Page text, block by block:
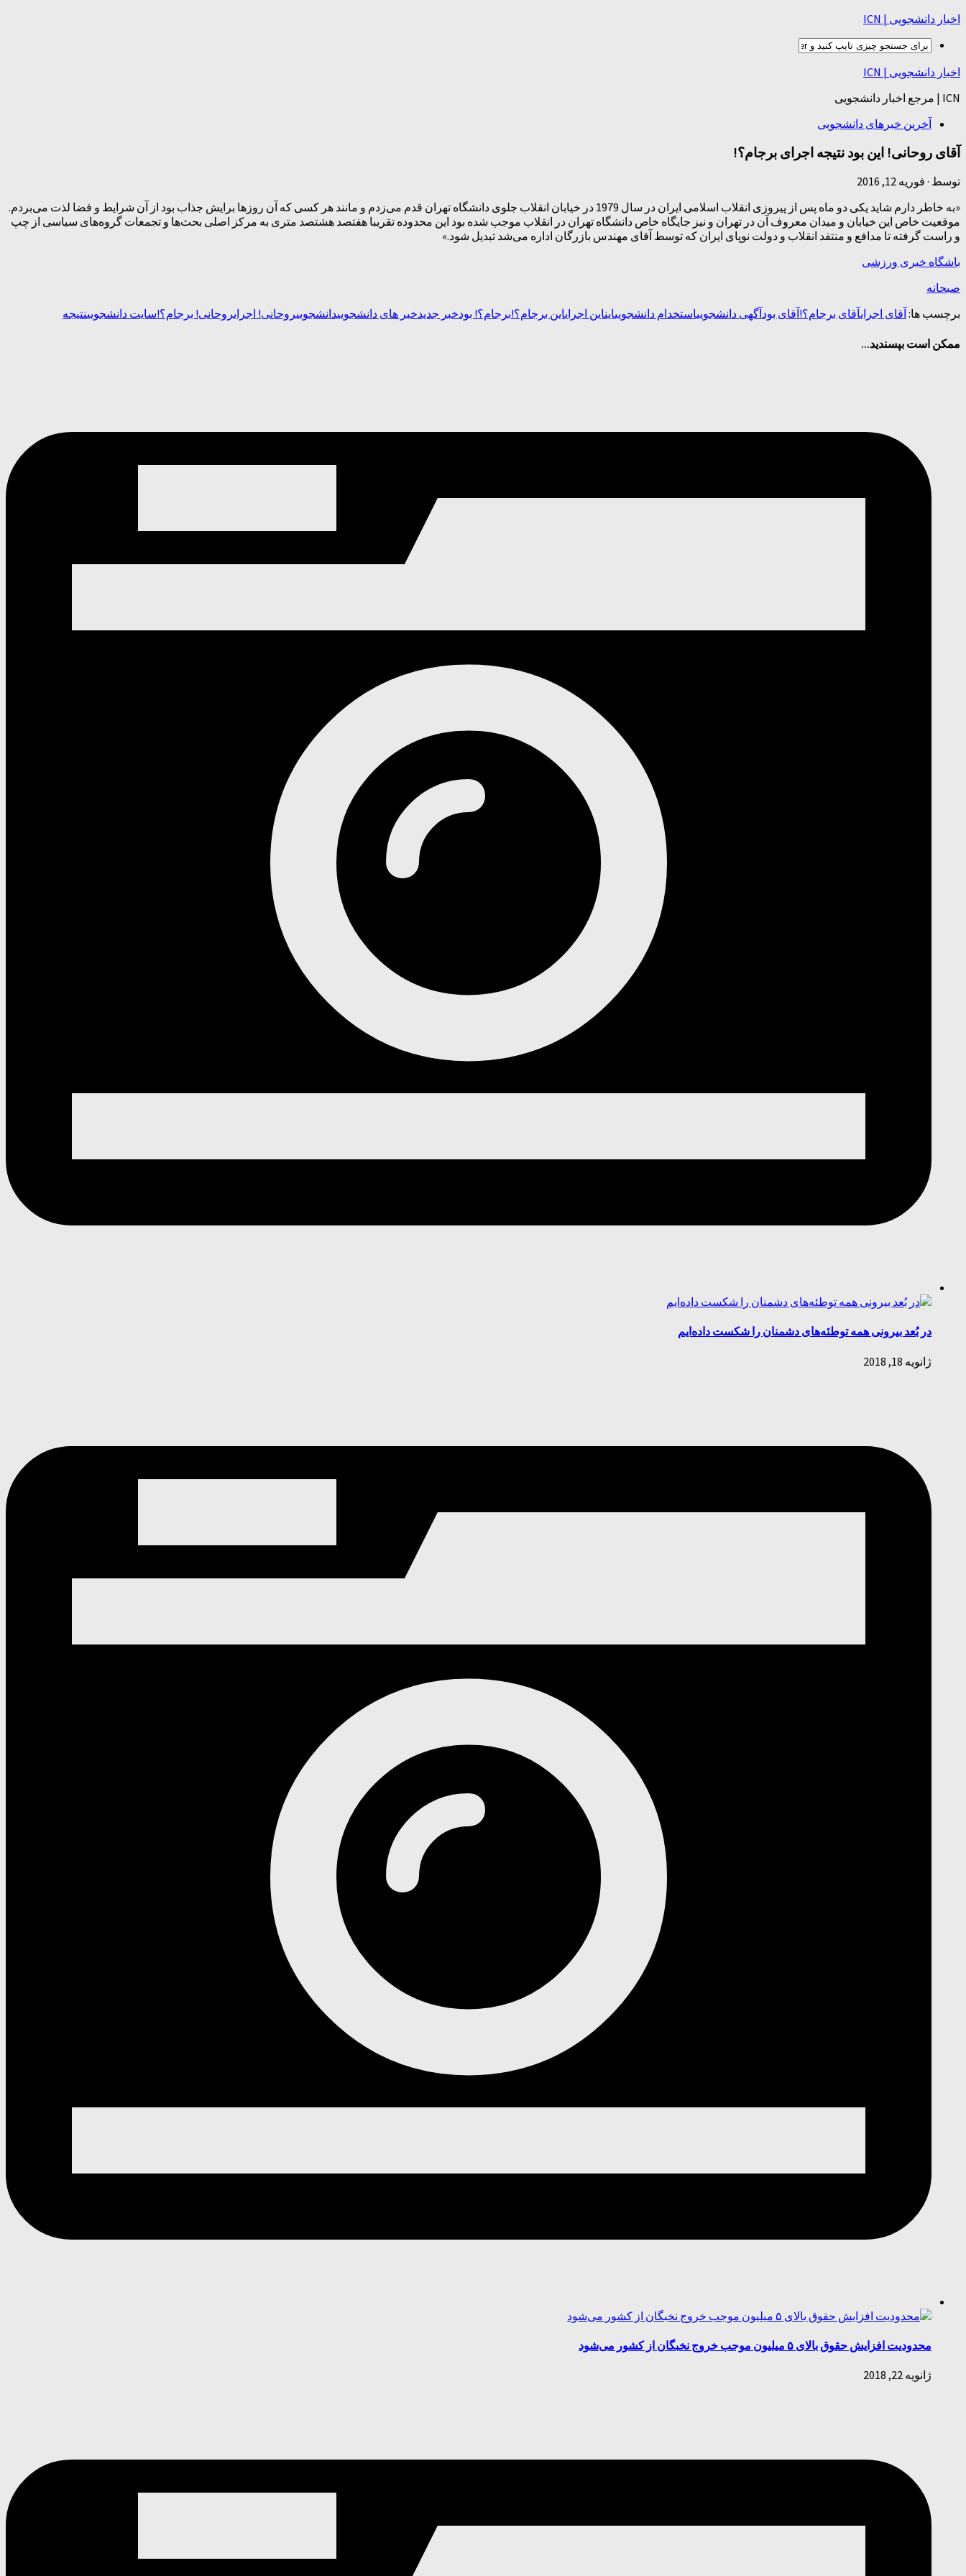
اخبار دانشجویی | ICN
اخبار دانشجویی | ICN
ICN | مرجع اخبار دانشجویی
آخرین خبرهای دانشجویی
آقای روحانی! این بود نتیجه اجرای برجام؟!
توسط · فوریه 12, 2016
«به خاطر دارم شاید یکی دو ماه پس از پیروزی انقلاب اسلامی ایران در سال 1979 در خیابان انقلاب جلوی دانشگاه تهران قدم می‌زدم و مانند هر کسی که آن روزها برایش جذاب بود از آن شرایط و فضا لذت می‌بردم.
موقعیت خاص این خیابان و میدان معروف آن در تهران و نیز جایگاه خاص دانشگاه تهران در انقلاب موجب شده بود این محدوده تقریبا هفتصد هشتصد متری به مرکز اصلی بحث‌ها و تجمعات گروه‌های سیاسی از چپ
و راست گرفته تا مدافع و منتقد انقلاب و دولت نوپای ایران که توسط آقای مهندس بازرگان اداره می‌شد تبدیل شود.»
باشگاه خبری ورزشی
صبحانه
برچسب ها: آقای اجرایآقای برجام؟!آقای بودآگهی دانشجوییاستخدام دانشجوییایناین اجرایاین برجام؟!برجام؟! بودخبر جدیدخبر های دانشجوییدانشجوییروحانی! اجرایروحانی! برجام؟!سایت دانشجویینتیجه
ممکن است بپسندید...
در بُعد بیرونی همه توطئه‌های دشمنان را شکست داده‌ایم
ژانویه 18, 2018
محدودیت افزایش حقوق بالای ۵ میلیون موجب خروج نخبگان از کشور می‌شود
ژانویه 22, 2018